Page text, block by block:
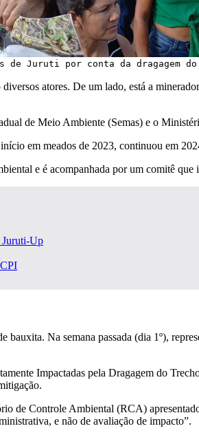
de Juruti por conta da dragagem
atores. De um lado, está a
de Meio Ambiente (Semas) e o
em meados de 2023, continuou em
e é acompanhada por um comitê
Juruti-Up
Na semana passada (dia 1º),
Impactadas pela Dragagem do
de Controle Ambiental (RCA)
e não de avaliação de impacto”.